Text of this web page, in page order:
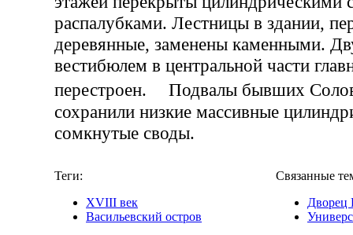
распалубками. Лестницы в здании,
деревянные, заменены каменными.
вестибюлем в центральной части
перестроен. Подвалы бывших
сохранили низкие массивные
сомкнутые своды.
Теги:
XVIII век
Васильевский остров
Связанные
Дворец